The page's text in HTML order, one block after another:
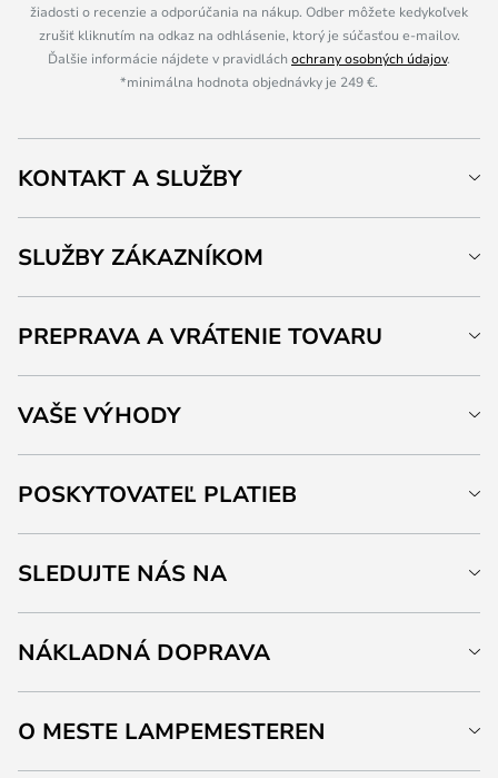
žiadosti o recenzie a odporúčania na nákup. Odber môžete kedykoľvek
zrušiť kliknutím na odkaz na odhlásenie, ktorý je súčasťou e-mailov.
Ďalšie informácie nájdete v pravidláchochrany osobných údajov.
*minimálna hodnota objednávky je 249 €.
KONTAKT A SLUŽBY
SLUŽBY ZÁKAZNÍKOM
PREPRAVA A VRÁTENIE TOVARU
VAŠE VÝHODY
POSKYTOVATEĽ PLATIEB
SLEDUJTE NÁS NA
NÁKLADNÁ DOPRAVA
O MESTE LAMPEMESTEREN